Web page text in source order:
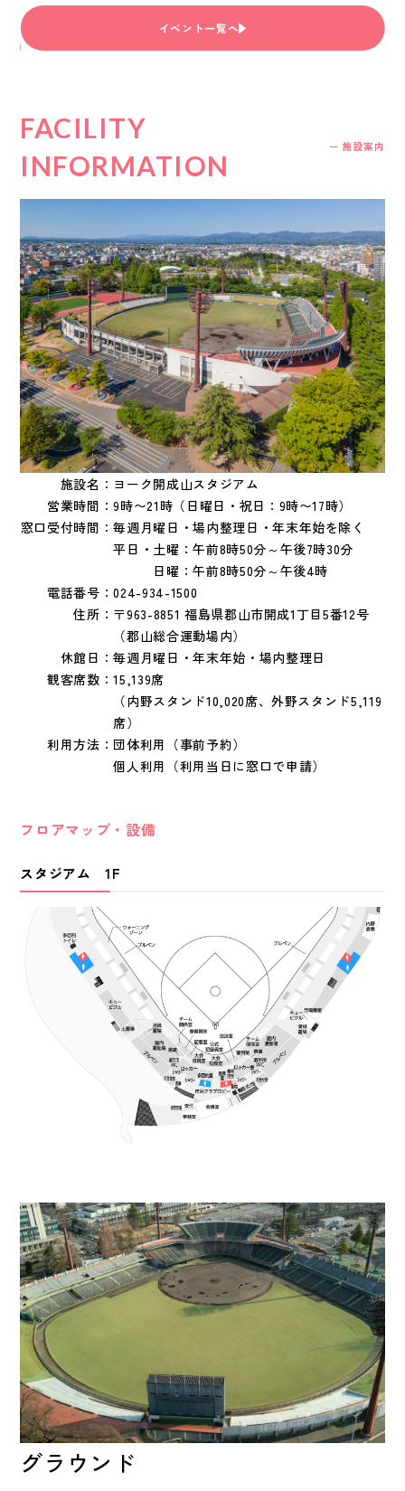
イベント一覧へ
FACILITY
INFORMATION
ー 施設案内
施設名： ヨーク開成山スタジアム
営業時間：9時〜21時（日曜日・祝日：9時〜17時）
窓口受付時間：毎週月曜日・場内整理日・年末年始を除く
平日・土曜：午前8時50分～午後7時30分
日曜：午前8時50分～午後4時
電話番号：024-934-1500
住所： 〒963-8851 福島県郡山市開成1丁目5番12号
（郡山総合運動場内）
休館日：毎週月曜日・年末年始・場内整理日
観客席数：15,139席
（内野スタンド10,020席、外野スタンド5,119
席）
利用方法： 団体利用（事前予約）
個人利用（利用当日に窓口で申請）
フロアマップ・設備
スタジアム 1F
グラウンド